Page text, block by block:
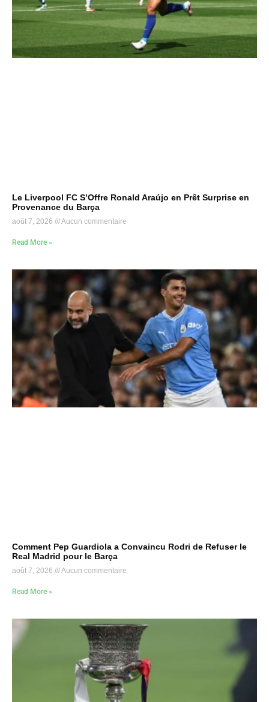
Le Liverpool FC S’Offre Ronald Araújo en Prêt Surprise en
Provenance du Barça
août 7, 2026 Aucun commentaire
Read More »
Comment Pep Guardiola a Convaincu Rodri de Refuser le
Real Madrid pour le Barça
août 7, 2026 Aucun commentaire
Read More »